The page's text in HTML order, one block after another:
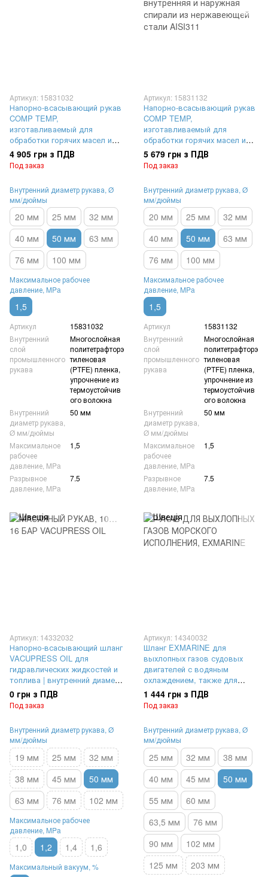
Артикул: 15831032
Напорно-всасывающий рукав
COMP TEMP,
изготавливаемый для
обработки горячих масел и
битума, внутренняя спираль
из нержавеющей стали
AISI304, наружная спираль из
внутренний диаметр Ø 50 мм,
максимальное рабочее
давление 15 Бар (1,5 MPa)
4 905 грн з ПДВ
Под заказ
Внутренний диаметр рукава, Ø
мм/дюймы
20 мм 25 мм
32 мм
40 мм
50 мм
63 мм
76 мм
100 мм
Максимальное рабочее
давление, MPa
1,5
Артикул
15831032
Внутренний
слой
промышленного
рукава
Многослойная
политетрафторэ
тиленовая
(PTFE) пленка,
упрочнение из
термоустойчив
ого волокна
Внутренний
диаметр рукава,
Ø мм/дюймы
50 мм
Максимальное
рабочее
давление, MPa
1,5
Разрывное
давление, MPa
7.5
Артикул: 15831132
Напорно-всасывающий рукав
COMP TEMP,
изготавливаемый для
обработки горячих масел и
битума, внутренняя и
наружная спирали из
нержавеющей стали AISI304 |
максимальное рабочее
давление 15 Бар (1,5 MPa)
5 679 грн з ПДВ
Под заказ
Внутренний диаметр рукава, Ø
мм/дюймы
20 мм 25 мм
32 мм
40 мм
50 мм
63 мм
76 мм
100 мм
Максимальное рабочее
давление, MPa
1,5
Артикул
15831132
Внутренний
слой
промышленного
рукава
Многослойная
политетрафторэ
тиленовая
(PTFE) пленка,
упрочнение из
термоустойчив
ого волокна
Внутренний
диаметр рукава,
Ø мм/дюймы
50 мм
Максимальное
рабочее
давление, MPa
1,5
Разрывное
давление, MPa
7.5
Артикул: 14332032
Напорно-всасывающий шланг
VACUPRESS OIL для
гидравлических жидкостей и
топлива | внутренний диаметр
Ø 50 мм, максимальное
рабочее давление 12 Бар (1,2
MPa), выдерживает вакуум
0 грн з ПДВ
Под заказ
Внутренний диаметр рукава, Ø
мм/дюймы
19 мм 25 мм
32 мм
38 мм
45 мм
50 мм
63 мм
76 мм 102 мм
Максимальное рабочее
давление, MPa
1,0 1,2 1,4 1,6
Максимальный вакуум, %
Артикул: 14340032
Шланг EXMARINE для
выхлопных газов судовых
двигателей с водяным
охлаждением, также для
подачи и всасывания масла и
топлива | внутренний диаметр
Ø 50 мм, максимальное
MPa)
1 444 грн з ПДВ
Под заказ
Внутренний диаметр рукава, Ø
мм/дюймы
25 мм 32 мм
38 мм
40 мм
45 мм
50 мм
55 мм
60 мм
63,5 мм
76 мм
90 мм
102 мм
125 мм
203 мм